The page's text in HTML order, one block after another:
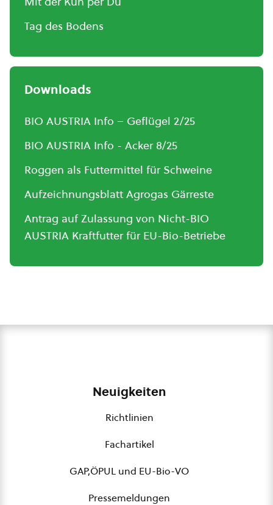
Tag des Bodens
Downloads
BIO AUSTRIA Info – Geflügel 2/25
BIO AUSTRIA Info - Acker 8/25
Roggen als Futtermittel für Schweine
Aufzeichnungsblatt Agrogas Gärreste
Antrag auf Zulassung von Nicht-BIO
AUSTRIA Kraftfutter für EU-Bio-Betriebe
Neuigkeiten
Richtlinien
Fachartikel
GAP,ÖPUL und EU-Bio-VO
Pressemeldungen